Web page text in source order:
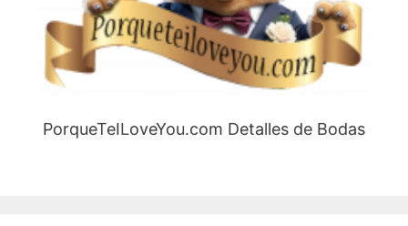
PorqueTeILoveYou.com Detalles de Bodas